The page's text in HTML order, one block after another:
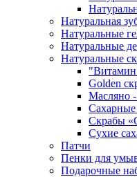
Натуральная
Натуральные
Натуральные
Натуральные
"Витамин
Golden
Масляно
Скрабы
Сухие
Патчи
Пенки для
Подарочные